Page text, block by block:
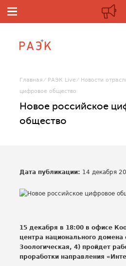
Главная РАЭК Live Новости
цифровое общество
Новое российское
общество
Дата публикации: 14 декабря
15 декабря в 18:00 в офисе
центра национального домена
Зоологическая, 4) пройдет
проработки направления